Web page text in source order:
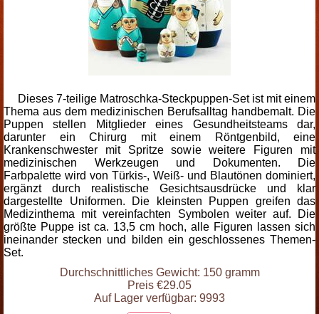
Dieses 7-teilige Matroschka-Steckpuppen-Set ist mit einem
Thema aus dem medizinischen Berufsalltag handbemalt. Die
Puppen stellen Mitglieder eines Gesundheitsteams dar,
darunter ein Chirurg mit einem Röntgenbild, eine
Krankenschwester mit Spritze sowie weitere Figuren mit
medizinischen Werkzeugen und Dokumenten. Die
Farbpalette wird von Türkis-, Weiß- und Blautönen dominiert,
ergänzt durch realistische Gesichtsausdrücke und klar
dargestellte Uniformen. Die kleinsten Puppen greifen das
Medizinthema mit vereinfachten Symbolen weiter auf. Die
größte Puppe ist ca. 13,5 cm hoch, alle Figuren lassen sich
ineinander stecken und bilden ein geschlossenes Themen-
Set.
Durchschnittliches Gewicht: 150 gramm
Preis €29.05
Auf Lager verfügbar: 9993